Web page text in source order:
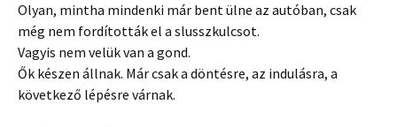
Olyan, mintha mindenki már bent ülne az autóban, csak
még nem fordították el a slusszkulcsot.
Vagyis nem velük van a gond.
Ők készen állnak. Már csak a döntésre, az indulásra, a
következő lépésre várnak.